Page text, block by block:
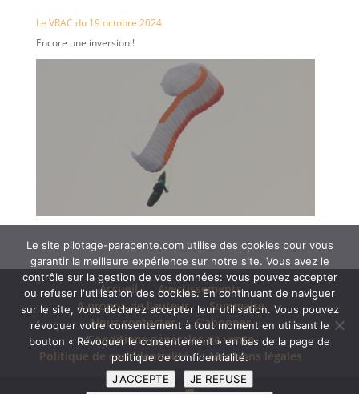
Le VRAC du 19 octobre 2024
Encore une inversion !
Accueil
Avertissements
A propos de l’auteur
Sommaire
Nous contacter
S’abonner
Conditions générales de vente
Politique de confidentialité
Mentions légales
Le site pilotage-parapente.com utilise des cookies pour vous
garantir la meilleure expérience sur notre site. Vous avez le
contrôle sur la gestion de vos données: vous pouvez accepter
ou refuser l'utilisation des cookies. En continuant de naviguer
sur le site, vous déclarez accepter leur utilisation. Vous pouvez
révoquer votre consentement à tout moment en utilisant le
bouton « Révoquer le consentement » en bas de la page de
politique de confidentialité.
J'ACCEPTE
JE REFUSE